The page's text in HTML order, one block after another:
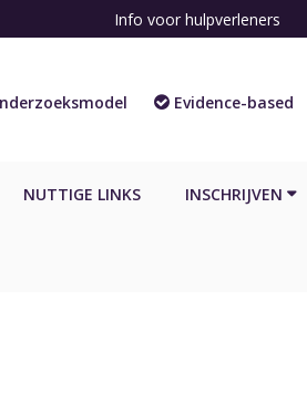
Info voor hulpverleners
Evidence-based
NUTTIGE LINKS INSCHRIJVEN